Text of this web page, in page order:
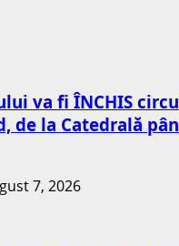
va fi ÎNCHIS
de la Catedrală
7, 2026